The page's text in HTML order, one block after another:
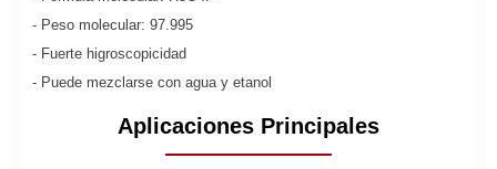
- Peso molecular: 97.995
- Fuerte higroscopicidad
- Puede mezclarse con agua y etanol
Aplicaciones Principales